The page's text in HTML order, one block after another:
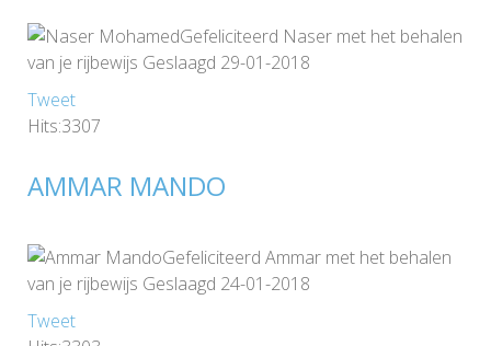
Gefeliciteerd Naser met het behalen
van je rijbewijs Geslaagd 29-01-2018
Tweet
Hits:3307
AMMAR MANDO
Gefeliciteerd Ammar met het behalen
van je rijbewijs Geslaagd 24-01-2018
Tweet